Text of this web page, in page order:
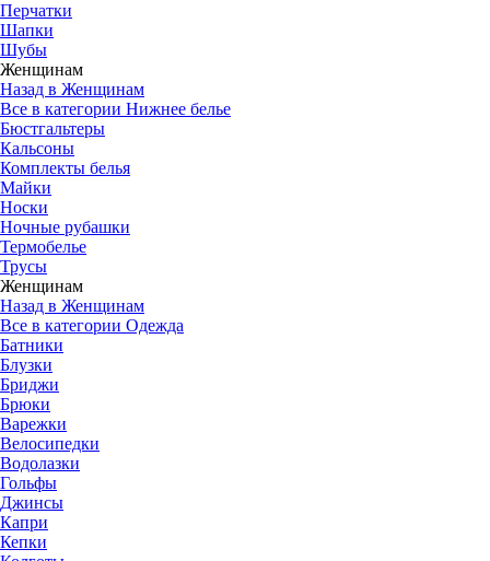
Перчатки
Шапки
Шубы
Женщинам
Назад в Женщинам
Все в категории Нижнее белье
Бюстгальтеры
Кальсоны
Комплекты белья
Майки
Носки
Ночные рубашки
Термобелье
Трусы
Женщинам
Назад в Женщинам
Все в категории Одежда
Батники
Блузки
Бриджи
Брюки
Варежки
Велосипедки
Водолазки
Гольфы
Джинсы
Капри
Кепки